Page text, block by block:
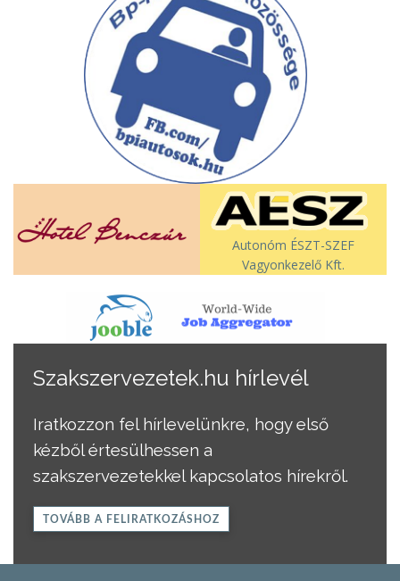
Autonóm ÉSZT-SZEF
Vagyonkezelő Kft.
Szakszervezetek.hu hírlevél
Iratkozzon fel hírlevelünkre, hogy első
kézből értesülhessen a
szakszervezetekkel kapcsolatos hírekről.
TOVÁBB A FELIRATKOZÁSHOZ